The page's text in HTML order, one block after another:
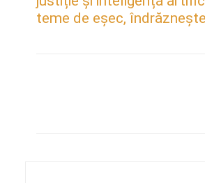
teme de eșec,